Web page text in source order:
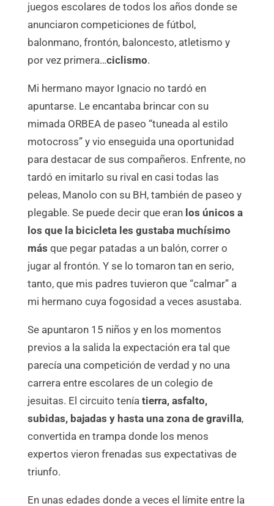
juegos escolares de todos los años donde se
anunciaron competiciones de fútbol,
balonmano, frontón, baloncesto, atletismo y
por vez primera…ciclismo.
Mi hermano mayor Ignacio no tardó en
apuntarse. Le encantaba brincar con su
mimada ORBEA de paseo “tuneada al estilo
motocross” y vio enseguida una oportunidad
para destacar de sus compañeros. Enfrente, no
tardó en imitarlo su rival en casi todas las
peleas, Manolo con su BH, también de paseo y
plegable. Se puede decir que eran los únicos a
los que la bicicleta les gustaba muchísimo
más que pegar patadas a un balón, correr o
jugar al frontón. Y se lo tomaron tan en serio,
tanto, que mis padres tuvieron que “calmar” a
mi hermano cuya fogosidad a veces asustaba.
Se apuntaron 15 niños y en los momentos
previos a la salida la expectación era tal que
parecía una competición de verdad y no una
carrera entre escolares de un colegio de
jesuitas. El circuito tenía tierra, asfalto,
subidas, bajadas y hasta una zona de gravilla,
convertida en trampa donde los menos
expertos vieron frenadas sus expectativas de
triunfo.
En unas edades donde a veces el límite entre la